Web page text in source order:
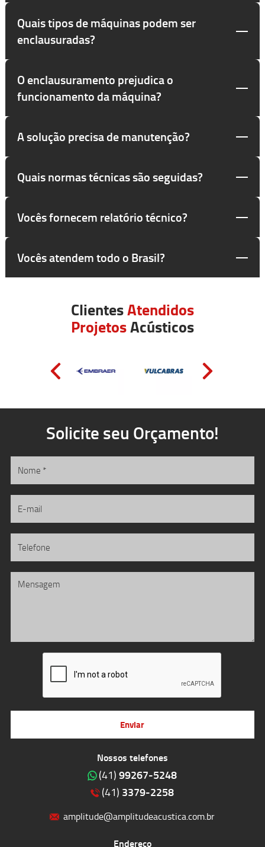
Quais tipos de máquinas podem ser
enclausuradas?
O enclausuramento prejudica o
funcionamento da máquina?
A solução precisa de manutenção?
Quais normas técnicas são seguidas?
Vocês fornecem relatório técnico?
Vocês atendem todo o Brasil?
ClientesAtendidos
ProjetosAcústicos
Nossos telefones
(41) 99267-5248
(41) 3379-2258
amplitude@amplitudeacustica.com.br
Endereço
Solicite seu Orçamento!
Enviar